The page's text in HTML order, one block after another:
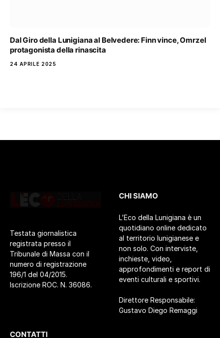
Dal Giro della Lunigiana al Belvedere: Finn vince, Omrzel
protagonista della rinascita
24 APRILE 2025
Testata giornalistica
registrata presso il
Tribunale di Massa con il
numero di registrazione
196/1 del 04/2015.
Iscrizione ROC. N. 36086.
CHI SIAMO
L’Eco della Lunigiana è un
quotidiano online dedicato
al territorio lunigianese e
non solo. Con interviste,
inchieste, video,
approfondimenti e report di
eventi culturali e sportivi.
Direttore Responsabile:
Gustavo Diego Remaggi
CONTATTI